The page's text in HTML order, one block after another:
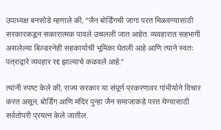
उपाध्यक्ष बनसोडे म्हणाले की, “जैन बोर्डिंगची जागा परत मिळवण्यासाठी
सरकारकडून सकारात्मक पावले उचलली जात आहेत. व्यवहारात सहभागी
असलेल्या बिल्डरनेही सहकार्याची भूमिका घेतली आहे आणि त्याने स्वतः
पत्राद्वारे व्यवहार रद्द झाल्याचे कळवले आहे.”
त्यांनी स्पष्ट केले की, राज्य सरकार या संपूर्ण प्रकरणावर गांभीर्याने विचार
करत असून, बोर्डिंग आणि मंदिर पुन्हा जैन समाजाकडे परत येण्यासाठी
सर्वतोपरी प्रयत्न केले जातील.